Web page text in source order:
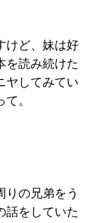
けど、妹は好
を読み続けた
ヤしてみてい
。
りの兄弟をう
話をしていた